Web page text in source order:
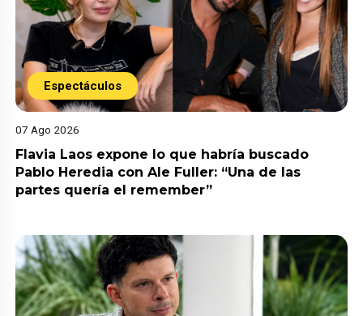
Espectáculos
07 Ago 2026
Flavia Laos expone lo que habría buscado
Pablo Heredia con Ale Fuller: “Una de las
partes quería el remember”